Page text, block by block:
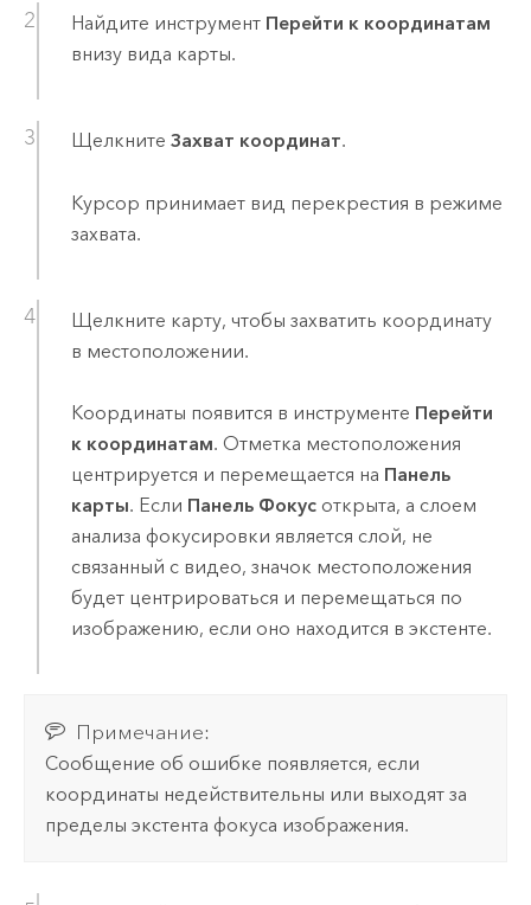
Найдите инструмент Перейти к координатам
внизу вида карты.
Щелкните Захват координат.
Курсор принимает вид перекрестия в режиме
захвата.
Щелкните карту, чтобы захватить координату
в местоположении.
Координаты появится в инструменте Перейти
к координатам. Отметка местоположения
центрируется и перемещается на Панель
карты. Если Панель Фокусоткрыта, а слоем
анализа фокусировки является слой, не
связанный с видео, значок местоположения
будет центрироваться и перемещаться по
изображению, если оно находится в экстенте.
Примечание:
Сообщение об ошибке появляется, если
координаты недействительны или выходят за
пределы экстента фокуса изображения.